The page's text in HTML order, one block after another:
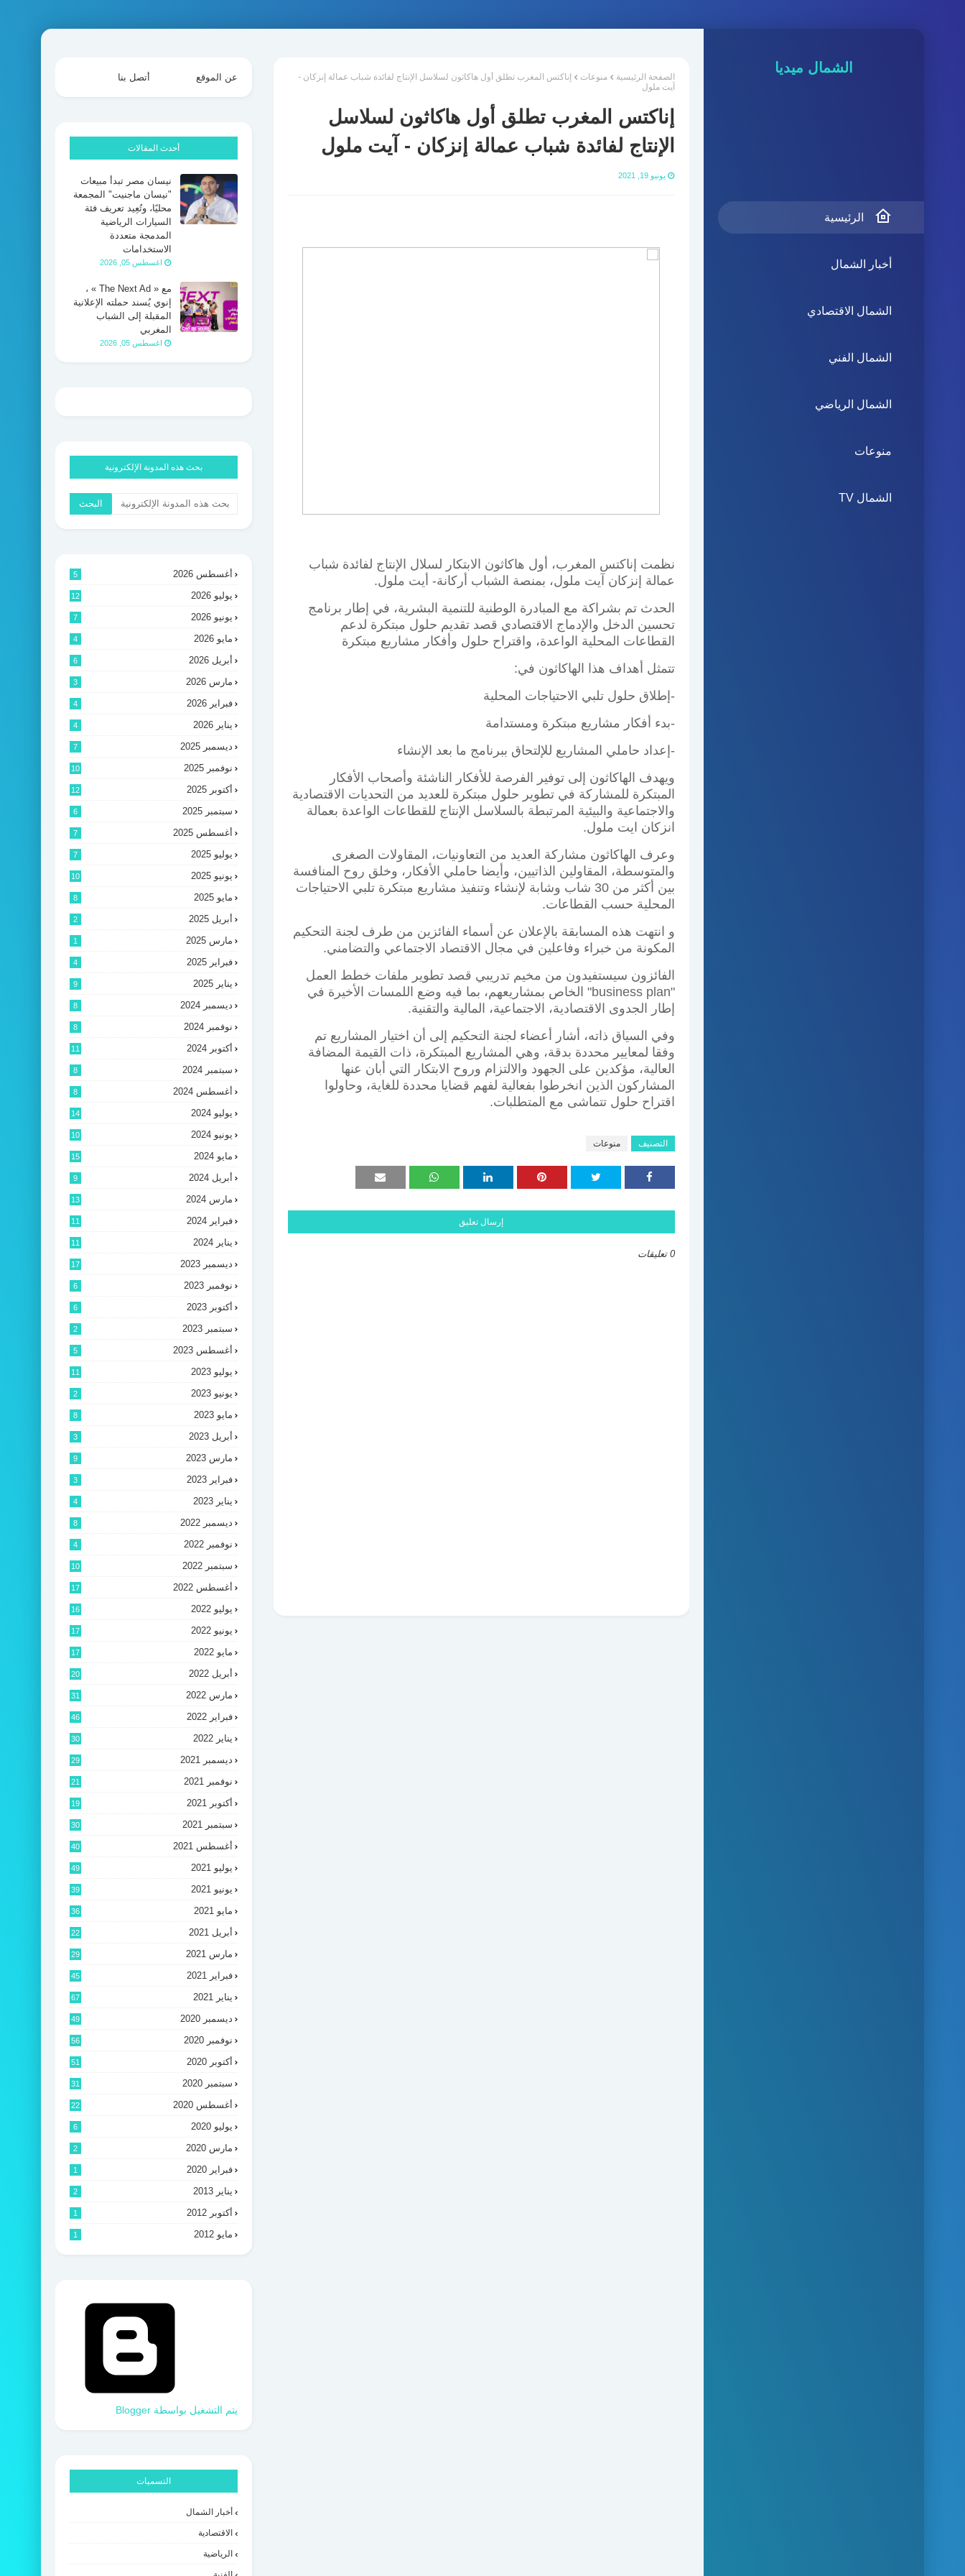
الشمال ميديا
الرئيسية
أخبار الشمال
الشمال الاقتصادي
الشمال الفني
الشمال الرياضي
منوعات
الشمال TV
الصفحة الرئيسية منوعات
إناكتس المغرب تطلق أول هاكاثون لسلاسل الإنتاج لفائدة شباب عمالة إنزكان -
آيت ملول
إناكتس المغرب تطلق أول هاكاثون لسلاسل
الإنتاج لفائدة شباب عمالة إنزكان - آيت ملول
يونيو 19, 2021
نظمت إناكتس المغرب، أول هاكاثون الابتكار لسلال الإنتاج لفائدة شباب
عمالة إنزكان آيت ملول، بمنصة الشباب أركانة- أيت ملول.
الحدث تم بشراكة مع المبادرة الوطنية للتنمية البشرية، في إطار برنامج
تحسين الدخل والإدماج الاقتصادي قصد تقديم حلول مبتكرة لدعم
القطاعات المحلية الواعدة، واقتراح حلول وأفكار مشاريع مبتكرة
تتمثل أهداف هذا الهاكاثون في:
-إطلاق حلول تلبي الاحتياجات المحلية
-بدء أفكار مشاريع مبتكرة ومستدامة
-إعداد حاملي المشاريع للإلتحاق ببرنامج ما بعد الإنشاء
ويهدف الهاكاثون إلى توفير الفرصة للأفكار الناشئة وأصحاب الأفكار
المبتكرة للمشاركة في تطوير حلول مبتكرة للعديد من التحديات الاقتصادية
والاجتماعية والبيئية المرتبطة بالسلاسل الإنتاج للقطاعات الواعدة بعمالة
انزكان ايت ملول.
وعرف الهاكاثون مشاركة العديد من التعاونيات، المقاولات الصغرى
والمتوسطة، المقاولين الذاتيين، وأيضا حاملي الأفكار، وخلق روح المنافسة
بين أكثر من 30 شاب وشابة لإنشاء وتنفيذ مشاريع مبتكرة تلبي الاحتياجات
المحلية حسب القطاعات.
و انتهت هذه المسابقة بالإعلان عن أسماء الفائزين من طرف لجنة التحكيم
المكونة من خبراء وفاعلين في مجال الاقتصاد الاجتماعي والتضامني.
الفائزون سيستفيدون من مخيم تدريبي قصد تطوير ملفات خطط العمل
"business plan" الخاص بمشاريعهم، بما فيه وضع اللمسات الأخيرة في
إطار الجدوى الاقتصادية، الاجتماعية، المالية والتقنية.
وفي السياق ذاته، أشار أعضاء لجنة التحكيم إلى أن اختيار المشاريع تم
وفقا لمعايير محددة بدقة، وهي المشاريع المبتكرة، ذات القيمة المضافة
العالية، مؤكدين على الجهود والالتزام وروح الابتكار التي أبان عنها
المشاركون الذين انخرطوا بفعالية لفهم قضايا محددة للغاية، وحاولوا
اقتراح حلول تتماشى مع المتطلبات.
التصنيف منوعات
إرسال تعليق
0 تعليقات
عن الموقع أتصل بنا
أحدث المقالات
نيسان مصر تبدأ مبيعات
"نيسان ماجنيت" المجمعة
محليًا، وتُعِيد تعريف فئة
السيارات الرياضية
المدمجة متعددة
الاستخدامات
اغسطس 05, 2026
مع « The Next Ad » ،
إنوي يُسند حملته الإعلانية
المقبلة إلى الشباب
المغربي
اغسطس 05, 2026
بحث هذه المدونة الإلكترونية
أغسطس 2026 5
يوليو 2026 12
يونيو 2026 7
مايو 2026 4
أبريل 2026 6
مارس 2026 3
فبراير 2026 4
يناير 2026 4
ديسمبر 2025 7
نوفمبر 2025 10
أكتوبر 2025 12
سبتمبر 2025 6
أغسطس 2025 7
يوليو 2025 7
يونيو 2025 10
مايو 2025 8
أبريل 2025 2
مارس 2025 1
فبراير 2025 4
يناير 2025 9
ديسمبر 2024 8
نوفمبر 2024 8
أكتوبر 2024 11
سبتمبر 2024 8
أغسطس 2024 8
يوليو 2024 14
يونيو 2024 10
مايو 2024 15
أبريل 2024 9
مارس 2024 13
فبراير 2024 11
يناير 2024 11
ديسمبر 2023 17
نوفمبر 2023 6
أكتوبر 2023 6
سبتمبر 2023 2
أغسطس 2023 5
يوليو 2023 11
يونيو 2023 2
مايو 2023 8
أبريل 2023 3
مارس 2023 9
فبراير 2023 3
يناير 2023 4
ديسمبر 2022 8
نوفمبر 2022 4
سبتمبر 2022 10
أغسطس 2022 17
يوليو 2022 16
يونيو 2022 17
مايو 2022 17
أبريل 2022 20
مارس 2022 31
فبراير 2022 46
يناير 2022 30
ديسمبر 2021 29
نوفمبر 2021 21
أكتوبر 2021 19
سبتمبر 2021 30
أغسطس 2021 40
يوليو 2021 49
يونيو 2021 39
مايو 2021 36
أبريل 2021 22
مارس 2021 29
فبراير 2021 45
يناير 2021 67
ديسمبر 2020 49
نوفمبر 2020 56
أكتوبر 2020 51
سبتمبر 2020 31
أغسطس 2020 22
يوليو 2020 6
مارس 2020 2
فبراير 2020 1
يناير 2013 2
أكتوبر 2012 1
مايو 2012 1
‏يتم التشغيل بواسطة Blogger
التسميات
أخبار الشمال
الاقتصادية
الرياضية